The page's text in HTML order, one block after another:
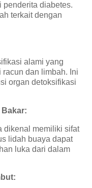
penderita diabetes.
terkait dengan
alami yang
racun dan limbah. Ini
organ detoksifikasi
dikenal memiliki sifat
lidah buaya dapat
luka dari dalam